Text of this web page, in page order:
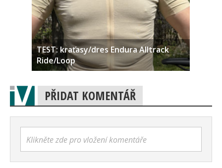
TEST: kraťasy/dres Endura Alltrack
Ride/Loop
PŘIDAT KOMENTÁŘ
Klikněte zde pro vložení komentáře